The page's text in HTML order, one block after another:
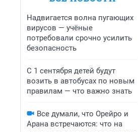
Надвигается волна пугающих
вирусов — учёные
потребовали срочно усилить
безопасность
С 1 сентября детей будут
возить в автобусах по новым
правилам — что важно знать
Все думали, что Орейро и
Арана встречаются: что на